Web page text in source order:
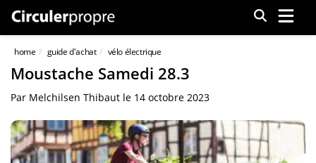
Menu
home guide d'achat vélo électrique
Moustache Samedi 28.3
Par Melchilsen Thibaut le 14 octobre 2023